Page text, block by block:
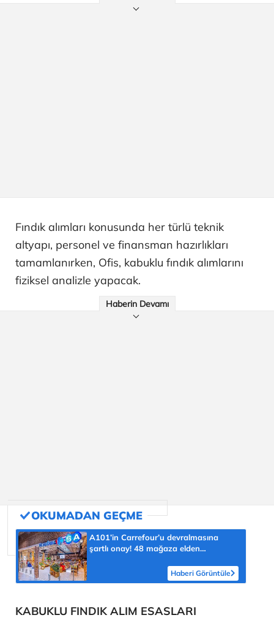
Fındık alımları konusunda her türlü teknik
altyapı, personel ve finansman hazırlıkları
tamamlanırken, Ofis, kabuklu fındık alımlarını
fiziksel analizle yapacak.
Haberin Devamı
A101’in Carrefour’u devralmasına
şartlı onay! 48 mağaza elden
Haberi Görüntüle
KABUKLU FINDIK ALIM ESASLARI